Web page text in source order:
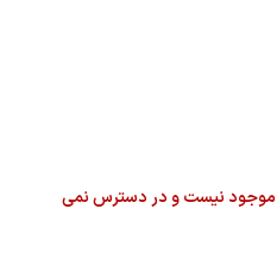
موجود نیست و در دسترس نمی